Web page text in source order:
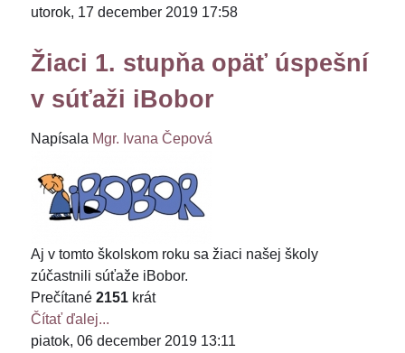
utorok, 17 december 2019 17:58
Žiaci 1. stupňa opäť úspešní
v súťaži iBobor
Napísala Mgr. Ivana Čepová
Aj v tomto školskom roku sa žiaci našej školy
zúčastnili súťaže iBobor.
Prečítané 2151 krát
Čítať ďalej...
piatok, 06 december 2019 13:11